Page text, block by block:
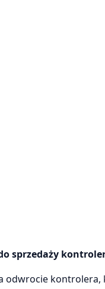
sprzedaży kontroler
odwrocie